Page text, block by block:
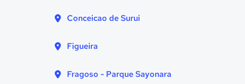
Conceicao de Surui
Figueira
Fragoso - Parque Sayonara